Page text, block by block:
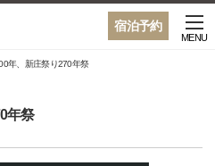
宿泊予約
MENU
年、新庄祭り270年祭
年祭